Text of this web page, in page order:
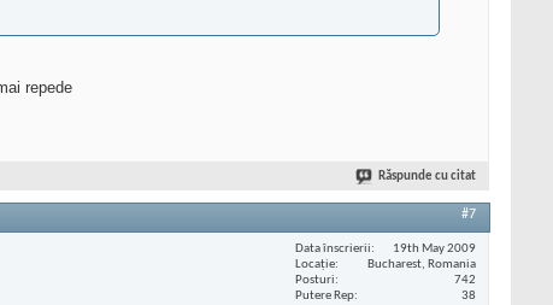
repede
Răspunde cu citat
#7
Data înscrierii
19th May 2009
Locaţie
Bucharest, Romania
Posturi
742
Putere Rep
38